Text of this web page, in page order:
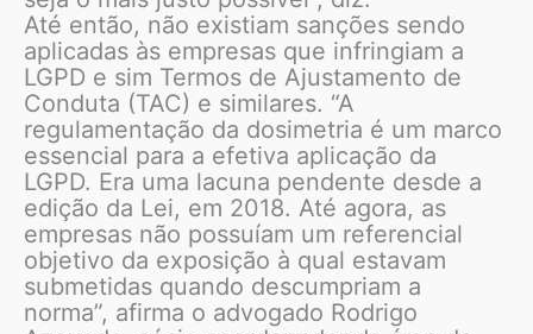
Até então, não existiam sanções sendo
aplicadas às empresas que infringiam a
LGPD e sim Termos de Ajustamento de
Conduta (TAC) e similares. “A
regulamentação da dosimetria é um marco
essencial para a efetiva aplicação da
LGPD. Era uma lacuna pendente desde a
edição da Lei, em 2018. Até agora, as
empresas não possuíam um referencial
objetivo da exposição à qual estavam
submetidas quando descumpriam a
norma”, afirma o advogado Rodrigo